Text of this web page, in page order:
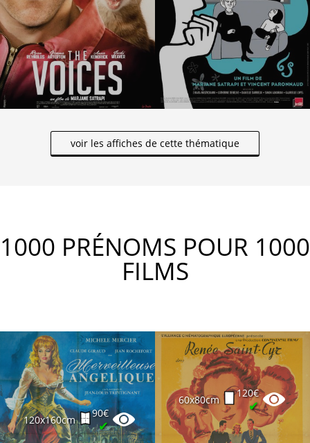
voir les affiches de cette thématique
1000 PRÉNOMS POUR 1000
FILMS
120x160cm
90€
✔
60x80cm
120€
✔